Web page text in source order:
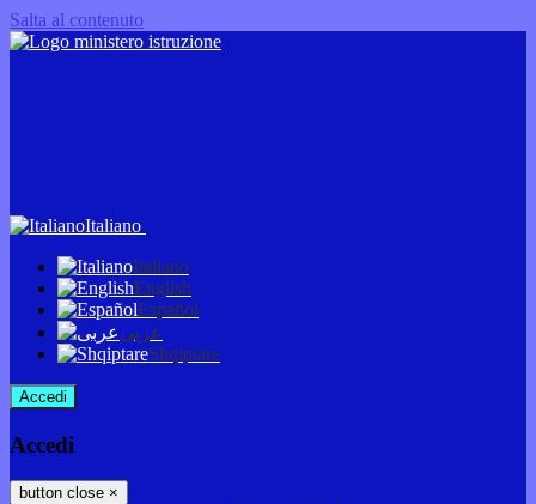
Salta al contenuto
Italiano
Italiano
English
Español
عربى
Shqiptare
Accedi
Accedi
button close ×